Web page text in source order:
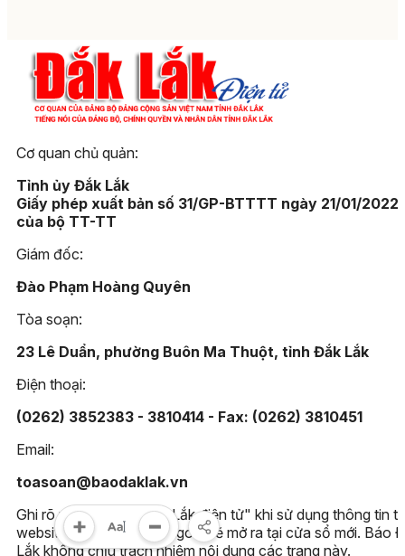
Cơ quan chủ quản:
Tỉnh ủy Đắk Lắk
Giấy phép xuất bản số 31/GP-BTTTT ngày 21/01/2022
của bộ TT-TT
Giám đốc:
Đào Phạm Hoàng Quyên
Tòa soạn:
23 Lê Duẩn, phường Buôn Ma Thuột, tỉnh Đắk Lắk
Điện thoại:
(0262) 3852383 - 3810414 - Fax: (0262) 3810451
Email:
toasoan@baodaklak.vn
Ghi rõ nguồn "Báo Đắk Lắk điện tử" khi sử dụng thông tin
website này. Các trang ngoài sẽ mở ra tại cửa sổ mới. Báo
Lắk không chịu trách nhiệm nội dung các trang này.